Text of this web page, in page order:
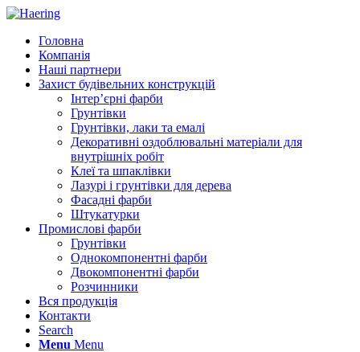
Головна
Компанія
Наші партнери
Захист будівельних конструкцій
Інтер’єрні фарби
Грунтівки
Грунтівки, лаки та емалі
Декоративні оздоблювальні матеріали для
внутрішніх робіт
Клеї та шпаклівки
Лазурі і грунтівки для дерева
Фасадні фарби
Штукатурки
Промислові фарби
Грунтівки
Однокомпонентні фарби
Двокомпонентні фарби
Розчинники
Вся продукція
Контакти
Search
Menu Menu